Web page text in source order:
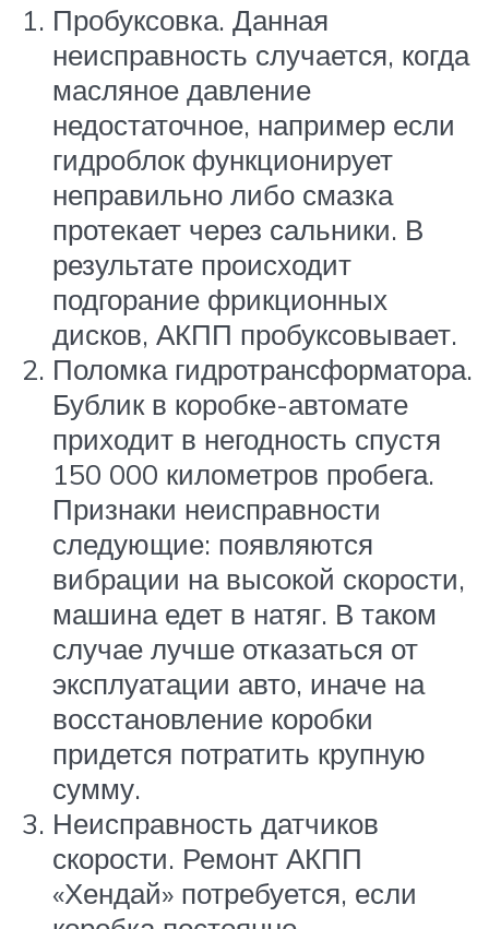
Пробуксовка. Данная
неисправность случается, когда
масляное давление
недостаточное, например если
гидроблок функционирует
неправильно либо смазка
протекает через сальники. В
результате происходит
подгорание фрикционных
дисков, АКПП пробуксовывает.
Поломка гидротрансформатора.
Бублик в коробке-автомате
приходит в негодность спустя
150 000 километров пробега.
Признаки неисправности
следующие: появляются
вибрации на высокой скорости,
машина едет в натяг. В таком
случае лучше отказаться от
эксплуатации авто, иначе на
восстановление коробки
придется потратить крупную
сумму.
Неисправность датчиков
скорости. Ремонт АКПП
«Хендай» потребуется, если